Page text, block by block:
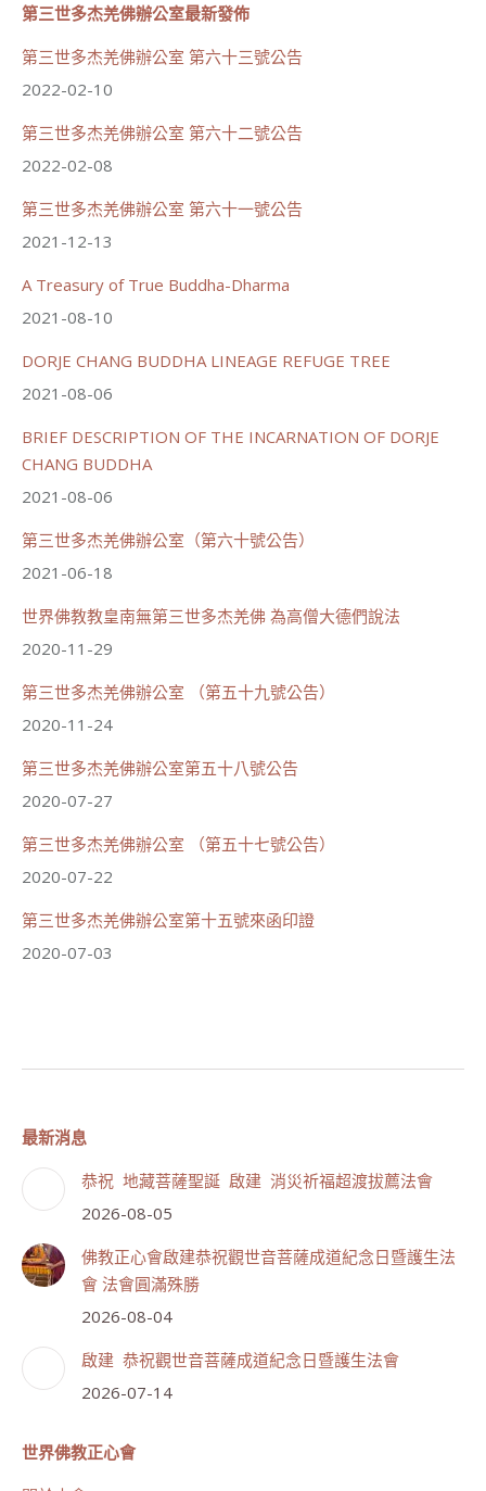
週日（7/19）將於世界佛教正心會金龜山三寶殿...
56
分享
世界佛教正心會
June 22, 2026, 10:11 AM
正心會行善列車開向花蓮基隆， 關心榮民、榮眷及遺
#新北記者職業工會
#基隆榮服處
#花蓮榮家
91
分享
載入更多
第三世多杰羌佛辦公室最新發佈
第三世多杰羌佛辦公室 第六十三號公告
2022-02-10
第三世多杰羌佛辦公室 第六十二號公告
2022-02-08
第三世多杰羌佛辦公室 第六十一號公告
2021-12-13
A Treasury of True Buddha-Dharma
2021-08-10
DORJE CHANG BUDDHA LINEAGE REFUGE TREE
2021-08-06
BRIEF DESCRIPTION OF THE INCARNATION OF DORJE
CHANG BUDDHA
2021-08-06
第三世多杰羌佛辦公室（第六十號公告）
2021-06-18
世界佛教教皇南無第三世多杰羌佛 為高僧大德們說法
2020-11-29
第三世多杰羌佛辦公室 （第五十九號公告）
2020-11-24
第三世多杰羌佛辦公室第五十八號公告
2020-07-27
第三世多杰羌佛辦公室 （第五十七號公告）
2020-07-22
第三世多杰羌佛辦公室第十五號來函印證
2020-07-03
最新消息
恭祝 地藏菩薩聖誕 啟建 消災祈福超渡拔薦法會
2026-08-05
佛教正心會啟建恭祝觀世音菩薩成道紀念日暨護生法
會 法會圓滿殊勝
2026-08-04
啟建 恭祝觀世音菩薩成道紀念日暨護生法會
2026-07-14
世界佛教正心會